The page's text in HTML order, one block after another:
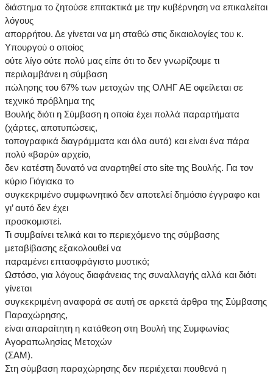
διάστημα το ζητούσε επιτακτικά με την κυβέρνηση να επικαλείται
λόγους
απορρήτου. Δε γίνεται να μη σταθώ στις δικαιολογίες του κ.
Υπουργού ο οποίος
ούτε λίγο ούτε πολύ μας είπε ότι το δεν γνωρίζουμε τι
περιλαμβάνει η σύμβαση
πώλησης του 67% των μετοχών της ΟΛΗΓ ΑΕ οφείλεται σε
τεχνικό πρόβλημα της
Βουλής διότι η Σύμβαση η οποία έχει πολλά παραρτήματα
(χάρτες, αποτυπώσεις,
τοπογραφικά διαγράμματα και όλα αυτά) και είναι ένα πάρα
πολύ «βαρύ» αρχείο,
δεν κατέστη δυνατό να αναρτηθεί στο site της Βουλής. Για τον
κύριο Γιόγιακα το
συγκεκριμένο συμφωνητικό δεν αποτελεί δημόσιο έγγραφο και
γι’ αυτό δεν έχει
προσκομιστεί.
Τι συμβαίνει τελικά και το περιεχόμενο της σύμβασης
μεταβίβασης εξακολουθεί να
παραμένει επτασφράγιστο μυστικό;
Ωστόσο, για λόγους διαφάνειας της συναλλαγής αλλά και διότι
γίνεται
συγκεκριμένη αναφορά σε αυτή σε αρκετά άρθρα της Σύμβασης
Παραχώρησης,
είναι απαραίτητη η κατάθεση στη Βουλή της Συμφωνίας
Αγοραπωλησίας Μετοχών
(ΣΑΜ).
Στη σύμβαση παραχώρησης δεν περιέχεται πουθενά η